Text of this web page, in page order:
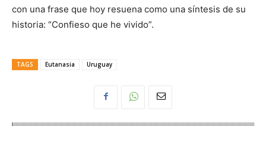
con una frase que hoy resuena como una síntesis de su
historia: “Confieso que he vivido”.
TAGS Eutanasia Uruguay